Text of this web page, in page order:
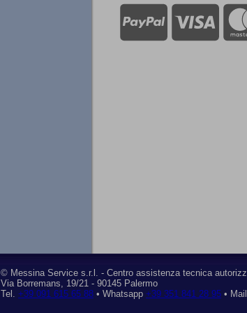
© Messina Service s.r.l. - Centro assistenza tecnica
Via Borremans, 19/21 - 90145 Palermo
Tel. +39 091 615 65 88 • Whatsapp +39 351 841 28 95 •